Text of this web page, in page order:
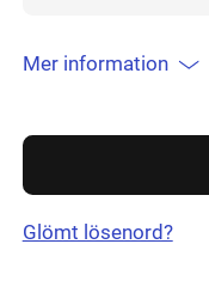
Mer information
Glömt lösenord?